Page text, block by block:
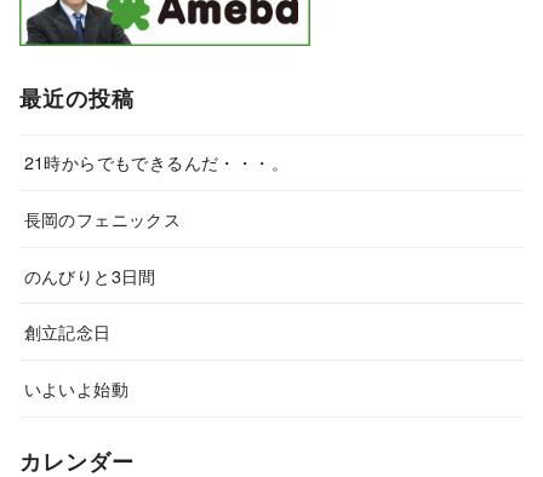
最近の投稿
21時からでもできるんだ・・・。
長岡のフェニックス
のんびりと3日間
創立記念日
いよいよ始動
カレンダー